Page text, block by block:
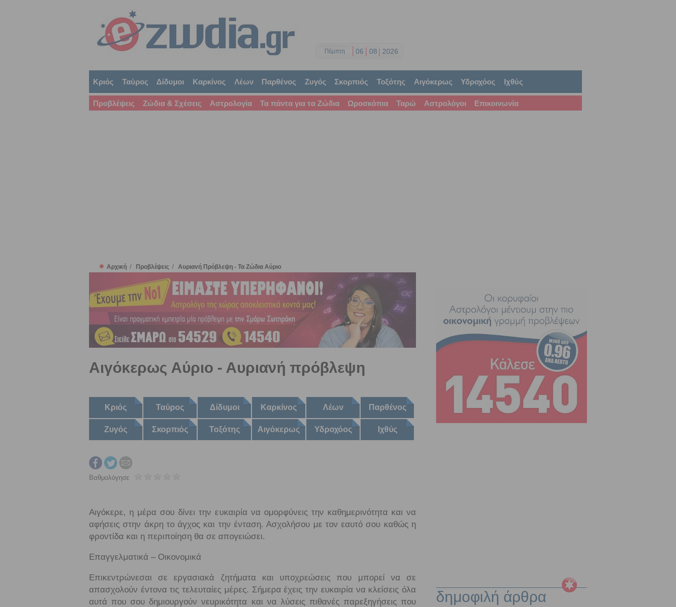
Πέμπτη 06 08 2026
Κριός Ταύρος Δίδυμοι Καρκίνος Λέων Παρθένος Ζυγός Σκορπιός Τοξότης Αιγόκερως Υδροχόος Ιχθύς
Προβλέψεις Ζώδια & Σχέσεις Αστρολογία Τα πάντα για τα Ζώδια Ωροσκόπια Ταρώ Αστρολόγοι Επικοινωνία
Αρχική / Προβλέψεις / Αυριανή Πρόβλεψη - Τα Ζώδια Αύριο
Αιγόκερως Αύριο - Αυριανή πρόβλεψη
Κριός Ταύρος Δίδυμοι Καρκίνος Λέων Παρθένος
Ζυγός Σκορπιός Τοξότης Αιγόκερως Υδροχόος Ιχθύς
Βαθμολόγησε
Αιγόκερε, η μέρα σου δίνει την ευκαιρία να ομορφύνεις την καθημερινότητα και να
αφήσεις στην άκρη το άγχος και την ένταση. Ασχολήσου με τον εαυτό σου καθώς η
φροντίδα και η περιποίηση θα σε απογειώσει.
Επαγγελματικά – Οικονομικά
Επικεντρώνεσαι σε εργασιακά ζητήματα και υποχρεώσεις που μπορεί να σε
απασχολούν έντονα τις τελευταίες μέρες. Σήμερα έχεις την ευκαιρία να κλείσεις όλα
αυτά που σου δημιουργούν νευρικότητα και να λύσεις πιθανές παρεξηγήσεις που
δημοφιλή άρθρα